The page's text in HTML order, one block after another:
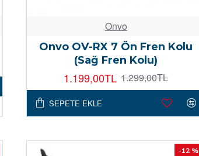
Onvo
Onvo OV-RX 7 Ön Fren Kolu
(Sağ Fren Kolu)
1.199,00TL 1.299,00TL
SEPETE EKLE
-12 %